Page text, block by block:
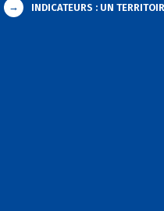
→ INDICATEURS : UN